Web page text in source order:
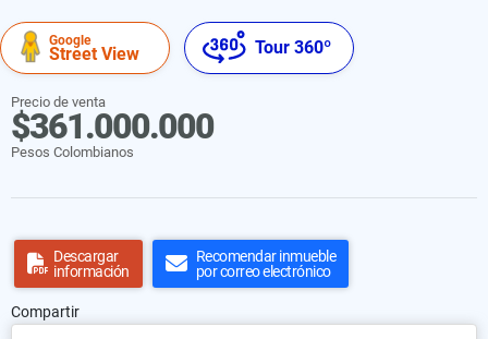
Google
Street View Tour 360º
Precio de venta
$361.000.000
Pesos Colombianos
Descargar
información
Recomendar inmueble
por correo electrónico
Compartir